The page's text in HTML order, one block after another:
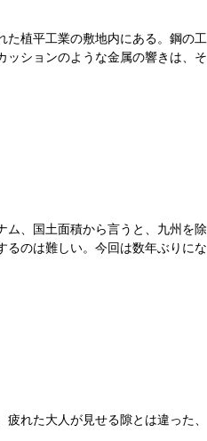
た植平工業の敷地内にある。鋼の工
ッションのような金属の響きは、そ
ム、国土面積から言うと、九州を除
るのは難しい。今回は数年ぶりにな
れた大人が見せる隙とは違った、